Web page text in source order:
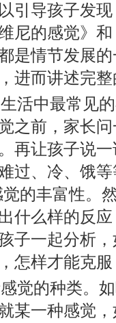
引导孩子发
尼的感觉》
是情节发展
进而讲述完
活中最常见
之前，家长
再让孩子说
过、冷、饿
的丰富性。
什么样的反
子一起分析
怎样才能克
觉的种类。
某一种感觉，